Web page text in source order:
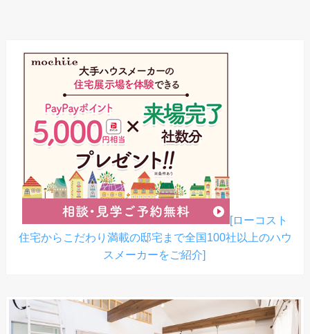
[ローコスト
住宅からこだわり満載の邸宅まで全国100社以上のハウ
スメーカーをご紹介]